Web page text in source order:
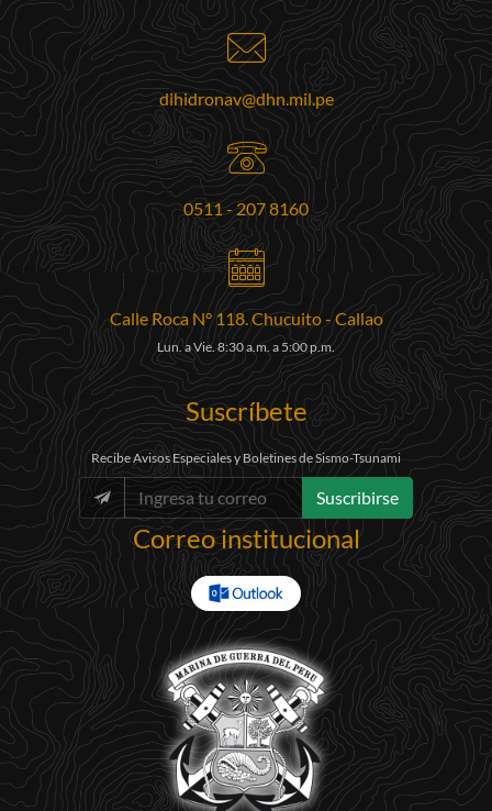
dihidronav@dhn.mil.pe
0511 - 207 8160
Calle Roca N° 118. Chucuito - Callao
Lun. a Vie. 8:30 a.m. a 5:00 p.m.
Suscríbete
Recibe Avisos Especiales y Boletines de Sismo-Tsunami
Suscribirse
Correo institucional